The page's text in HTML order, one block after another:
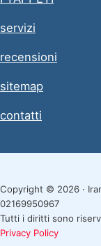
servizi
recensioni
sitemap
contatti
Copyright © 2026 ·
02169950967
Tutti i diritti sono
Privacy Policy